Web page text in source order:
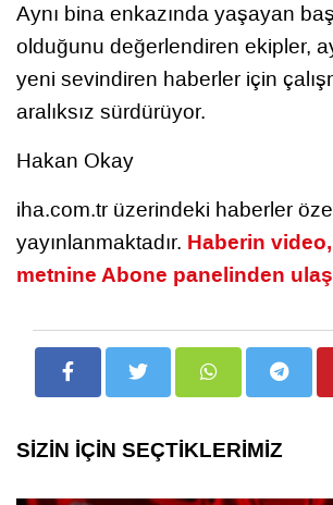
Aynı bina enkazında yaşayan
olduğunu değerlendiren ekipler,
yeni sevindiren haberler için
aralıksız sürdürüyor.
Hakan Okay
iha.com.tr üzerindeki haberler
yayınlanmaktadır. Haberin
metnine Abone panelinden
SİZİN İÇİN SEÇTİKLERİMİZ